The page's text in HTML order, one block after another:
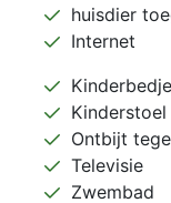
huisdier
Internet
Kinderbedje
Kinderstoel
Ontbijt
Televisie
Zwembad